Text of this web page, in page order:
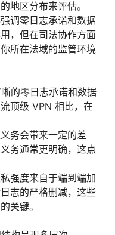
地区分布来评估。
调零日志承诺和数据
，但在司法协作方面
所在法域的监管环境
的零日志承诺和数据
顶级 VPN 相比，在
务会带来一定的差
务通常更明确，这点
强度来自于端到端加
志的严格删减，这些
关键。